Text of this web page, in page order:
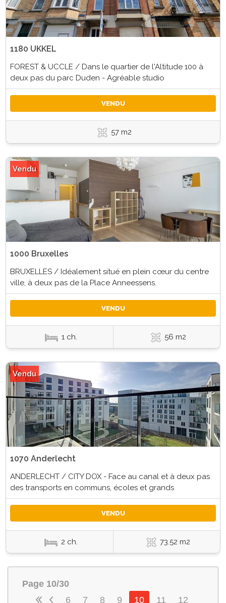
1180 UKKEL
FOREST & UCCLE / Dans le quartier de l'Altitude 100 à
deux pas du parc Duden - Agréable studio
VENDU
57 m2
Vendu
1000 Bruxelles
BRUXELLES / Idéalement situé en plein cœur du centre
ville, à deux pas de la Place Anneessens.
VENDU
1 ch. 56 m2
Vendu
1070 Anderlecht
ANDERLECHT / CITY DOX - Face au canal et à deux pas
des transports en communs, écoles et grands
VENDU
2 ch. 73.52 m2
Page 10/30
6
7 8 9 10 11
12